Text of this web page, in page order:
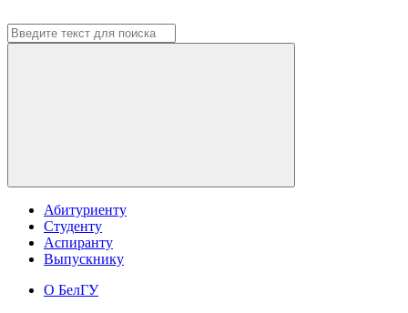
Абитуриенту
Студенту
Аспиранту
Выпускнику
О БелГУ